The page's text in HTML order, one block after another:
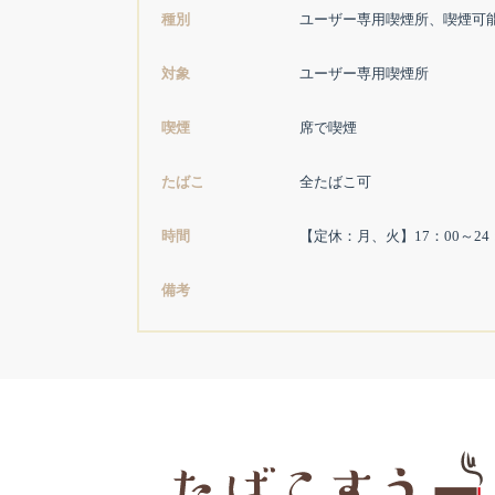
種別 ユーザー専用喫煙所、喫煙可
対象 ユーザー専用喫煙所
喫煙 席で喫煙
たばこ 全たばこ可
時間 【定休：月、火】17：00～24
備考